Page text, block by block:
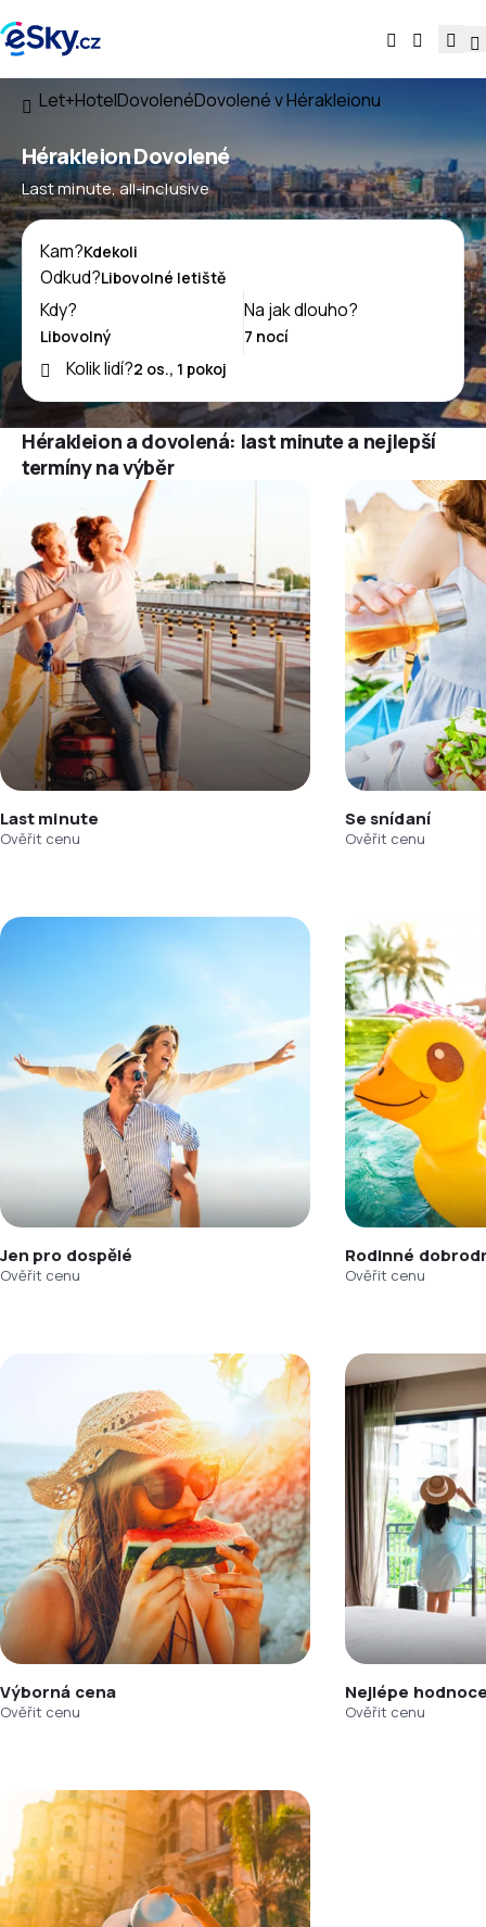
Let+HotelDovolenéDovolené v Hérakleionu
Hérakleion Dovolené
Last minute, all-inclusive
Kam?
Odkud?
Kdy?
Na jak dlouho?
Kolik lidí?
Hérakleion a dovolená: last minute a nejlepší
termíny na výběr
Last minute
Ověřit cenu
Se snídaní
Ověřit cenu
Jen pro dospělé
Ověřit cenu
Rodinné
Ověřit cenu
Výborná cena
Ověřit cenu
Nejlépe
Ověřit cenu